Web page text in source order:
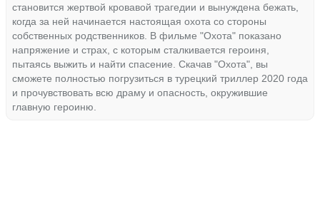
становится жертвой кровавой трагедии и вынуждена бежать,
когда за ней начинается настоящая охота со стороны
собственных родственников. В фильме "Охота" показано
напряжение и страх, с которым сталкивается героиня,
пытаясь выжить и найти спасение. Скачав "Охота", вы
сможете полностью погрузиться в турецкий триллер 2020 года
и прочувствовать всю драму и опасность, окружившие
главную героиню.